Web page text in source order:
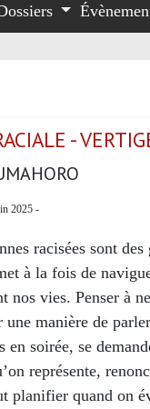
-
2025 -
racisées sont
à la fois de
nos vies. Penser à
une manière de
en soirée, se
représente,
planifier quand on